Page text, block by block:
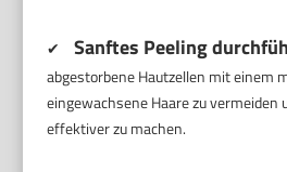
✔ Sanftes Peeling
abgestorbene Hautzellen mit einem
eingewachsene Haare zu vermeiden
effektiver zu machen.